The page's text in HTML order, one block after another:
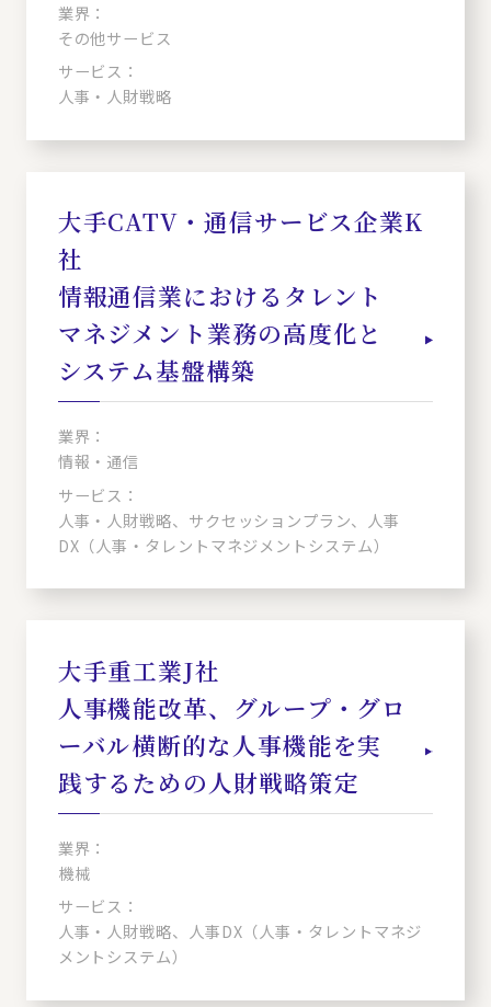
業界：
その他サービス
サービス：
人事・人財戦略
大手CATV・通信サービス企業K
社
情報通信業におけるタレント
マネジメント業務の高度化と
システム基盤構築
業界：
情報・通信
サービス：
人事・人財戦略、サクセッションプラン、人事
DX（人事・タレントマネジメントシステム）
大手重工業J社
人事機能改革、グループ・グロ
ーバル横断的な人事機能を実
践するための人財戦略策定
業界：
機械
サービス：
人事・人財戦略、人事DX（人事・タレントマネジ
メントシステム）